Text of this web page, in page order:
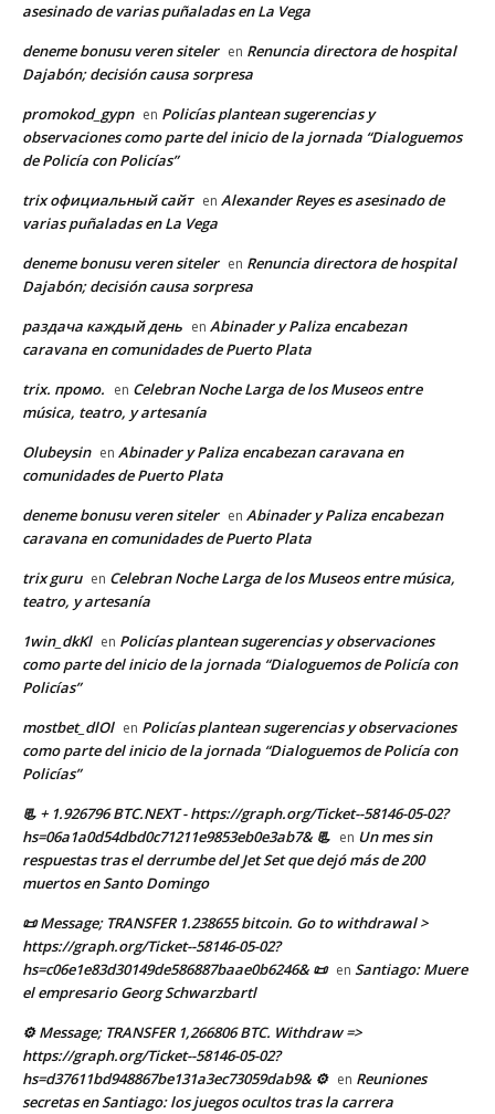
asesinado de varias puñaladas en La Vega
deneme bonusu veren siteler en Renuncia directora de hospital
Dajabón; decisión causa sorpresa
promokod_gypn en Policías plantean sugerencias y
observaciones como parte del inicio de la jornada “Dialoguemos
de Policía con Policías”
trix официальный сайт en Alexander Reyes es asesinado de
varias puñaladas en La Vega
deneme bonusu veren siteler en Renuncia directora de hospital
Dajabón; decisión causa sorpresa
раздача каждый день en Abinader y Paliza encabezan
caravana en comunidades de Puerto Plata
trix. промо. en Celebran Noche Larga de los Museos entre
música, teatro, y artesanía
Olubeysin en Abinader y Paliza encabezan caravana en
comunidades de Puerto Plata
deneme bonusu veren siteler en Abinader y Paliza encabezan
caravana en comunidades de Puerto Plata
trix guru en Celebran Noche Larga de los Museos entre música,
teatro, y artesanía
1win_dkKl en Policías plantean sugerencias y observaciones
como parte del inicio de la jornada “Dialoguemos de Policía con
Policías”
mostbet_dlOl en Policías plantean sugerencias y observaciones
como parte del inicio de la jornada “Dialoguemos de Policía con
Policías”
📃 + 1.926796 BTC.NEXT - https://graph.org/Ticket--58146-05-02?
hs=06a1a0d54dbd0c71211e9853eb0e3ab7& 📃 en Un mes sin
respuestas tras el derrumbe del Jet Set que dejó más de 200
muertos en Santo Domingo
📜 Message; TRANSFER 1.238655 bitcoin. Go to withdrawal >
https://graph.org/Ticket--58146-05-02?
hs=c06e1e83d30149de586887baae0b6246& 📜 en Santiago: Muere
el empresario Georg Schwarzbartl
⚙ Message; TRANSFER 1,266806 BTC. Withdraw =>
https://graph.org/Ticket--58146-05-02?
hs=d37611bd948867be131a3ec73059dab9& ⚙ en Reuniones
secretas en Santiago: los juegos ocultos tras la carrera